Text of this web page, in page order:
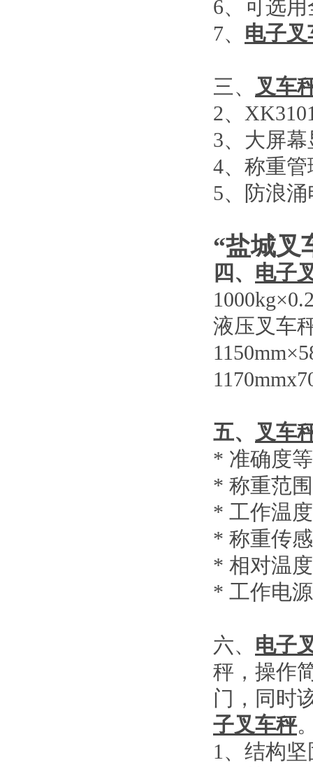
6、可选
7、 电子
三、 叉车
2、
3、大屏
4、称重
5、防浪
“盐城叉
四、 电子
液压叉车
五、 叉车
* 准确度
* 称重范
* 工作温
* 称重传
* 相对温
* 工作电
六、 电子
秤，操作
门，同时
子叉车秤
1、结构坚